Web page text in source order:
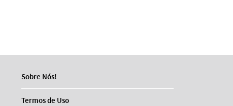
Sobre Nós!
Termos de Uso